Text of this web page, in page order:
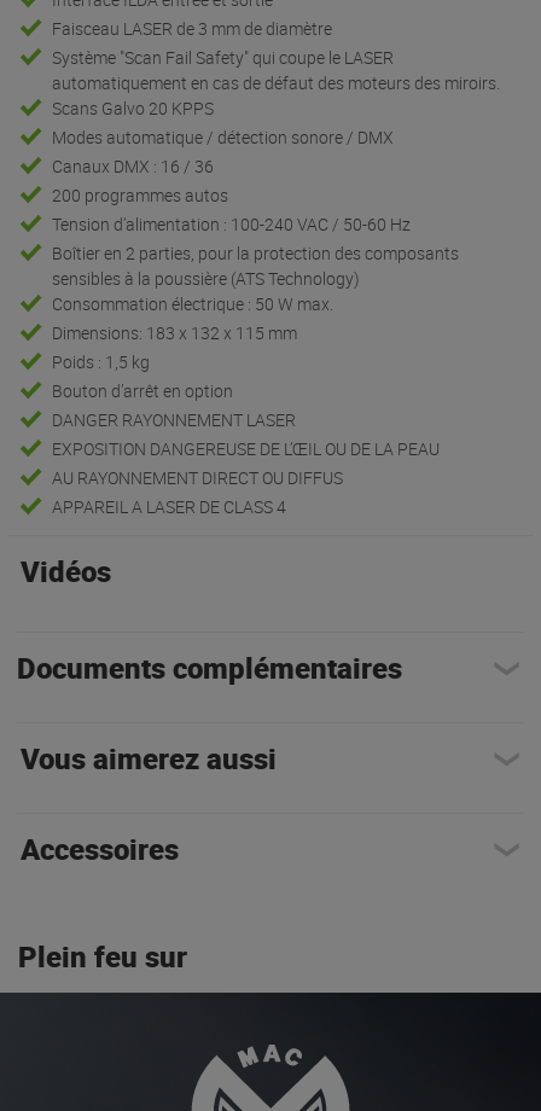
Faisceau LASER de 3 mm de diamètre
Système "Scan Fail Safety" qui coupe le LASER
automatiquement en cas de défaut des moteurs des miroirs.
Scans Galvo 20 KPPS
Modes automatique / détection sonore / DMX
Canaux DMX : 16 / 36
200 programmes autos
Tension d’alimentation : 100-240 VAC / 50-60 Hz
Boîtier en 2 parties, pour la protection des composants
sensibles à la poussière (ATS Technology)
Consommation électrique : 50 W max.
Dimensions: 183 x 132 x 115 mm
Poids : 1,5 kg
Bouton d’arrêt en option
DANGER RAYONNEMENT LASER
EXPOSITION DANGEREUSE DE L’ŒIL OU DE LA PEAU
AU RAYONNEMENT DIRECT OU DIFFUS
APPAREIL A LASER DE CLASS 4
Vidéos
Documents complémentaires
Vous aimerez aussi
Accessoires
Plein feu sur